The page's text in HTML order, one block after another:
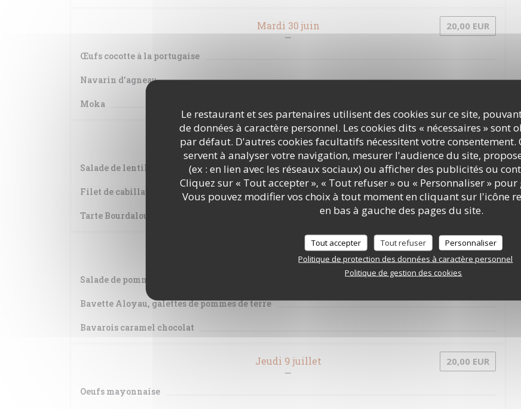
Le restaurant et ses partenaires utilisent des cookies sur ce site,
de données à caractère personnel. Les cookies dits « nécessaires » sont
par défaut. D'autres cookies facultatifs nécessitent votre consentement.
servent à analyser votre navigation, mesurer l'audience du site,
(ex : en lien avec les réseaux sociaux) ou afficher des publicités ou
Cliquez sur « Tout accepter », « Tout refuser » ou « Personnaliser » pour
Vous pouvez modifier vos choix à tout moment en cliquant sur l'icône
en bas à gauche des pages du site.
Tout accepter Tout refuser
Personnaliser
Politique de protection des données à caractère personnel
Politique de gestion des cookies
Mardi 30 juin 20,00 EUR
Œufs cocotte à la portugaise
Navarin d'agneau
Moka
Jeudi 2 juillet 20,00 EUR
Salade de lentilles
Filet de cabillaud
Tarte Bourdaloue
Mardi 7 juillet 20,00 EUR
Salade de pommes de terre
Bavette Aloyau, galettes de pommes de terre
Bavarois caramel chocolat
Jeudi 9 juillet 20,00 EUR
Oeufs mayonnaise